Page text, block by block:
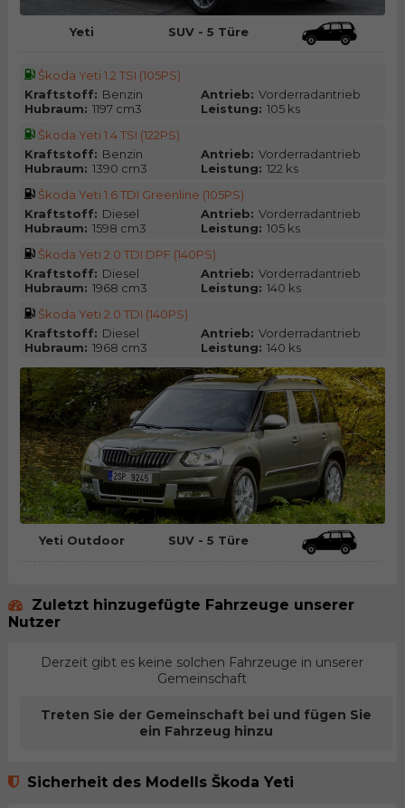
Yeti SUV - 5 Türe
Škoda Yeti 1.2 TSI (105PS)
Kraftstoff: Benzin Antrieb: Vorderradantrieb
Hubraum: 1197 cm3 Leistung: 105 ks
Škoda Yeti 1.4 TSI (122PS)
Kraftstoff: Benzin Antrieb: Vorderradantrieb
Hubraum: 1390 cm3 Leistung: 122 ks
Škoda Yeti 1.6 TDI Greenline (105PS)
Kraftstoff: Diesel Antrieb: Vorderradantrieb
Hubraum: 1598 cm3 Leistung: 105 ks
Škoda Yeti 2.0 TDI DPF (140PS)
Kraftstoff: Diesel Antrieb: Vorderradantrieb
Hubraum: 1968 cm3 Leistung: 140 ks
Škoda Yeti 2.0 TDI (140PS)
Kraftstoff: Diesel Antrieb: Vorderradantrieb
Hubraum: 1968 cm3 Leistung: 140 ks
Yeti Outdoor SUV - 5 Türe
Zuletzt hinzugefügte Fahrzeuge unserer
Nutzer
Derzeit gibt es keine solchen Fahrzeuge in unserer
Gemeinschaft
Treten Sie der Gemeinschaft bei und fügen Sie
ein Fahrzeug hinzu
Sicherheit des Modells Škoda Yeti